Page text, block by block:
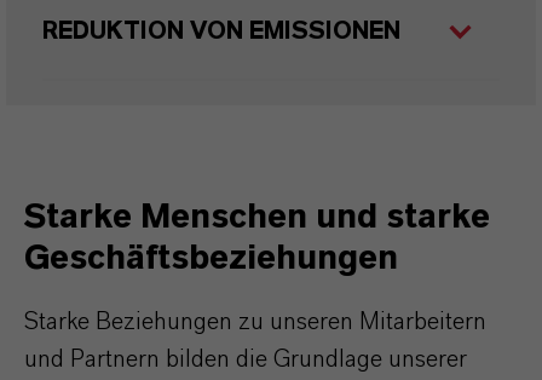
REDUKTION VON EMISSIONEN
Starke Menschen und starke
Geschäftsbeziehungen
Starke Beziehungen zu unseren Mitarbeitern
und Partnern bilden die Grundlage unserer